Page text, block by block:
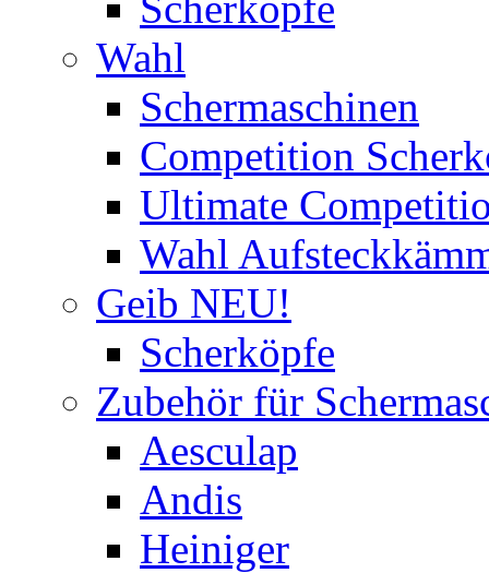
Wahl
Schermaschinen
Competition
Ultimate
Wahl
Geib NEU!
Scherköpfe
Zubehör für
Aesculap
Andis
Heiniger